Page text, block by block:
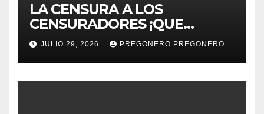
LA CENSURA A LOS
CENSURADORES ¡QUE
HORROR!
JULIO 29, 2026 PREGONERO PREGONERO